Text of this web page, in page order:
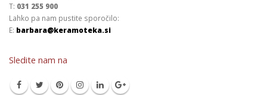
T: 031 255 900
Lahko pa nam pustite sporočilo:
E: barbara@keramoteka.si
Sledite nam na